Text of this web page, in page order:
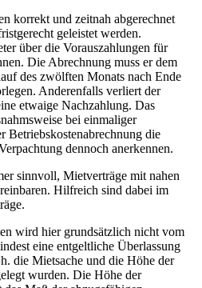
korrekt und zeitnah abgerechnet
geleistet werden.
über die Vorauszahlungen für
Die Abrechnung muss er dem
des zwölften Monats nach Ende
Anderenfalls verliert der
etwaige Nachzahlung. Das
bei einmaliger
Betriebskostenabrechnung die
dennoch anerkennen.
sinnvoll, Mietverträge mit nahen
Hilfreich sind dabei im
wird hier grundsätzlich nicht vom
eine entgeltliche Überlassung
die Mietsache und die Höhe der
wurden. Die Höhe der